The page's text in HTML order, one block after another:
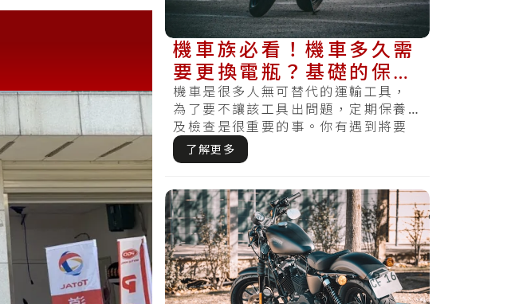
機車族必看！機車多久需
要更換電瓶？基礎的保養
方式在這裡
機車是很多人無可替代的運輸工具，
為了要不讓該工具出問題，定期保養
及檢查是很重要的事。你有遇到將要
遲到急著出門時，察覺電瓶沒電怎麼
樣都無法.....
了解更多